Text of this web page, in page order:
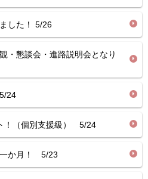
した！ 5/26
・懇談会・進路説明会となり
24
！（個別支援級） 5/24
一か月！ 5/23